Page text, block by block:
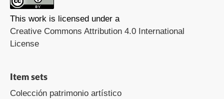
This work is licensed under a
Creative Commons Attribution 4.0 International
License
Item sets
Colección patrimonio artístico